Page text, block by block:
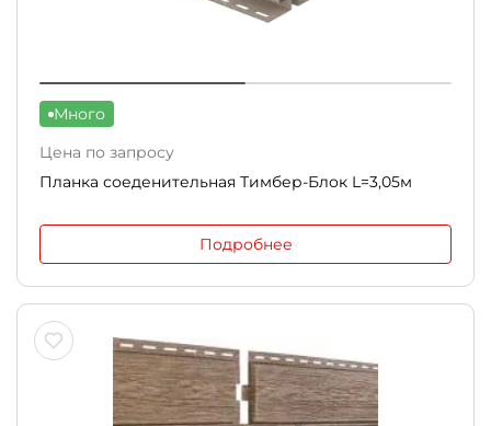
Много
Цена по запросу
Планка соеденительная Тимбер-Блок L=3,05м
Подробнее